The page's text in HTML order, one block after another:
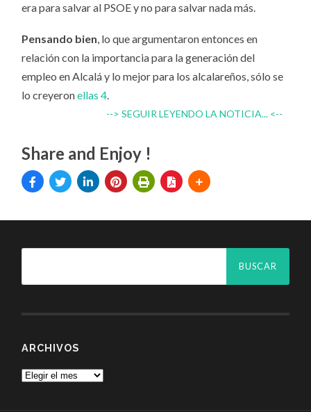
era para salvar al PSOE y no para salvar nada más.
Pensando bien, lo que argumentaron entonces en
relación con la importancia para la generación del
empleo en Alcalá y lo mejor para los alcalareños, sólo se
lo creyeronellas 4.
--> SEGUIR LEYENDO LA NOTICIA... <--
Share and Enjoy !
ARCHIVOS